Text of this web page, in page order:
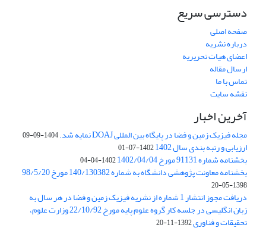
دسترسی سریع
صفحه اصلی
درباره نشریه
اعضای هیات تحریریه
ارسال مقاله
تماس با ما
نقشه سایت
آخرین اخبار
مجله فیزیک زمین و فضا در پایگاه بین المللی DOAJ نمایه شد. 1404-09-09
ارزیابی و رتبه بندی سال 1402 1402-07-01
بخشنامه شماره 91131 مورخ 1402/04/04 1402-04-04
بخشنامه معاونت پژوهشی دانشگاه به شماره 140/130382 مورخ 98/5/20
1398-05-20
دریافت مجوز انتشار 1 شماره از نشریه فیزیک زمین و فضا در هر سال به
زبان انگلیسی در جلسه کار گروه علوم پایه مورخ 22/10/92 وزارت علوم،
تحقیقات و فناوری1392-11-20